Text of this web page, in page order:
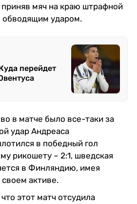
приняв мяч на краю штрафной
обводящим ударом.
перейдет
в матче было все-таки за
удар Андреаса
в победный гол
рикошету – 2:1, шведская
в Финляндию, имея
активе.
этот матч отсудила